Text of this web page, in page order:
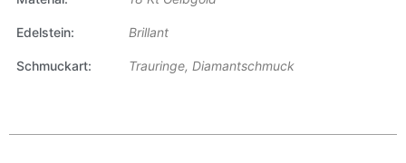
Edelstein Brillant
Schmuckart Trauringe, Diamantschmuck